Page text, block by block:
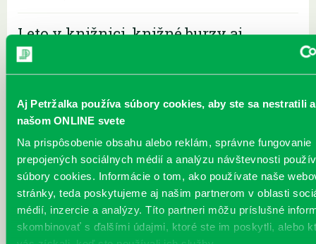
Aj Petržalka používa súbory cookies, aby ste sa nestratili
našom ONLINE svete
Na prispôsobenie obsahu alebo reklám, správne fungovanie
prepojených sociálnych médií a analýzu návštevnosti
súbory cookies. Informácie o tom, ako používate naše
stránky, teda poskytujeme aj našim partnerom v oblasti
médií, inzercie a analýzy. Títo partneri môžu príslušné
skombinovať s ďalšími údajmi, ktoré ste im poskytli, alebo
Leto v knižnici, knižné burzy aj
dotyk architektúry
Leto je konečne tu a my sme pre vás namiešali pestrý letný program,
ktorý zaženie akúkoľvek nudu. Či už hľadáte zábavu pre deti, čítanie
na kúpalisko alebo trochu letnej kultúry u nás si prídete na svoje.
Naši detskí návštevníci sa môžu opäť tešiť na tradičný a obľúbený
projekt Prečítané leto, do ktorého sa naša knižnica s radosťou
zapája každý rok. PREČÍTANÉ LETO Počas prázdnin spoločne
prejdeme rôznymi témami, ktoré deťom predstavia pútavé knižné
príbehy. Na našich pobočkách bu...Viac
Výstava 3PROF